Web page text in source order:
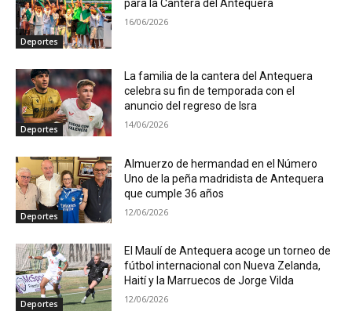
Deportes
para la Cantera del Antequera
16/06/2026
Deportes
La familia de la cantera del Antequera
celebra su fin de temporada con el
anuncio del regreso de Isra
14/06/2026
Deportes
Almuerzo de hermandad en el Número
Uno de la peña madridista de Antequera
que cumple 36 años
12/06/2026
Deportes
El Maulí de Antequera acoge un torneo de
fútbol internacional con Nueva Zelanda,
Haití y la Marruecos de Jorge Vilda
12/06/2026